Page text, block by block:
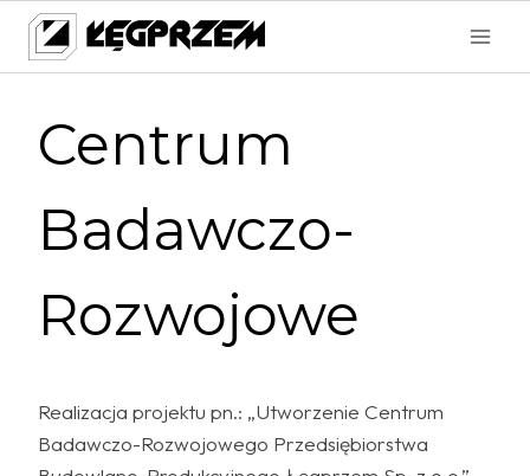
Przejdź
treści
Centrum
Badawczo-
Rozwojowe
Realizacja projektu pn.: „Utworzenie Centrum
Badawczo-Rozwojowego Przedsiębiorstwa